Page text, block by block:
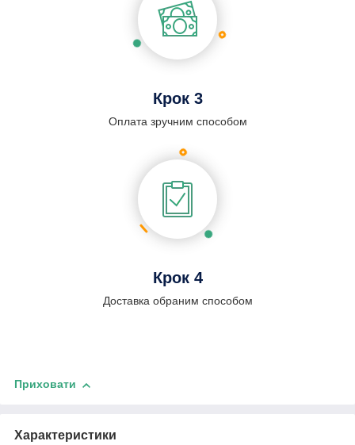
Крок 3
Оплата зручним способом
Крок 4
Доставка обраним способом
Приховати
Характеристики